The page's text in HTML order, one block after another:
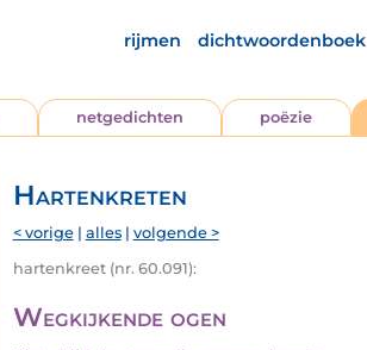
rijmen dichtwoordenboek
netgedichten poëzie
Hartenkreten
< vorige| alles| volgende >
hartenkreet (nr. 60.091):
Wegkijkende ogen